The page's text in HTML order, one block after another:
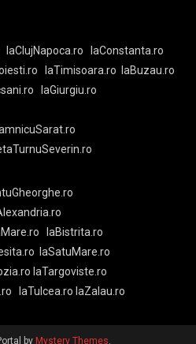
laClujNapoca.ro
laConstanta.ro
laTimisoara.ro
laBuzau.ro
laGiurgiu.ro
laBistrita.ro
laSatuMare.ro
laTargoviste.ro
laTulcea.ro laZalau.ro
by Mystery Themes.